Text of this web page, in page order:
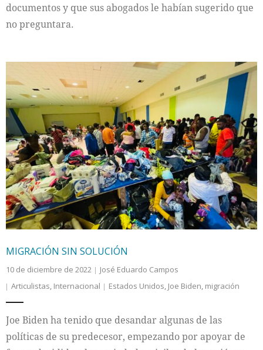
documentos y que sus abogados le habían sugerido que
no preguntara.
MIGRACIÓN SIN SOLUCIÓN
10 de diciembre de 2022
José Eduardo Campos
Articulistas, Internacional Estados Unidos, Joe Biden, migración
Joe Biden ha tenido que desandar algunas de las
políticas de su predecesor, empezando por apoyar de